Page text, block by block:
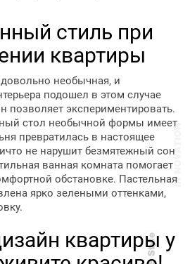
стиль при
квартиры
необычная, и
подошел в этом случае
позволяет экспериментировать.
стол необычной формы имеет
превратилась в настоящее
не нарушит безмятежный сон
ванная комната помогает
обстановке. Пастельная
ярко зелеными оттенками,
квартиры у